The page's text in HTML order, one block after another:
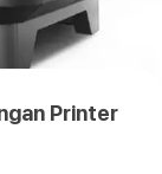
Printer